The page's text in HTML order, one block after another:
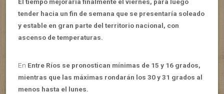
tender hacia un fin de semana que se presentaría soleado
y estable en gran parte del territorio nacional, con
ascenso de temperaturas.
En Entre Ríos se pronostican mínimas de 15 y 16 grados,
mientras que las máximas rondarán los 30 y 31 grados al
menos hasta el lunes.